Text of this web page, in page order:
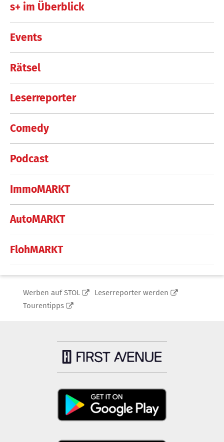
s+ im Überblick
Events
Rätsel
Leserreporter
Comedy
Podcast
ImmoMARKT
AutoMARKT
FlohMARKT
Werben auf STOL
Leserreporter werden
Tourentipps